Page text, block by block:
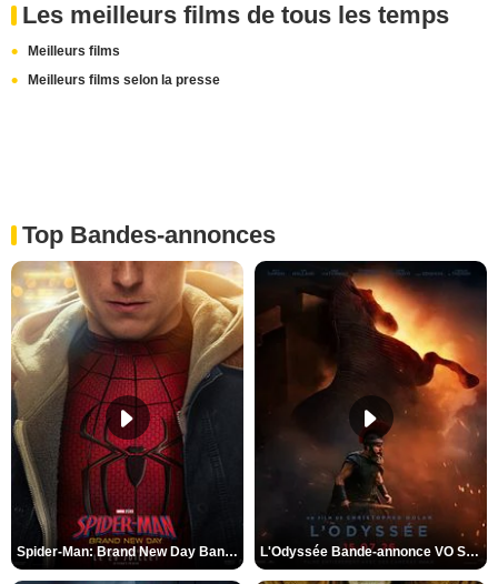
Les meilleurs films de tous les temps
Meilleurs films
Meilleurs films selon la presse
Top Bandes-annonces
Spider-Man: Brand New Day Bande-annonce VO STFR L'Odyssée Bande-annonce VO STFR